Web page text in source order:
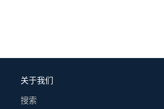
关于我们
搜索